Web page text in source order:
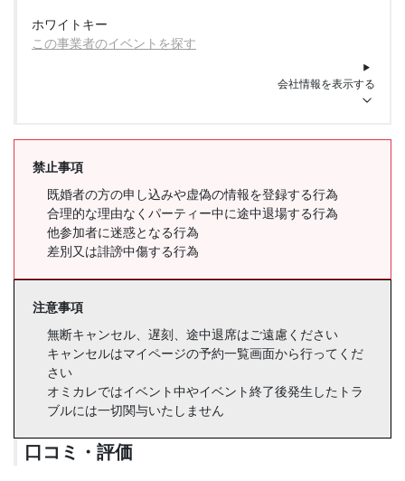
ホワイトキー
この事業者のイベントを探す
会社情報を表示する
禁止事項
既婚者の方の申し込みや虚偽の情報を登録する行為
合理的な理由なくパーティー中に途中退場する行為
他参加者に迷惑となる行為
差別又は誹謗中傷する行為
注意事項
無断キャンセル、遅刻、途中退席はご遠慮ください
キャンセルはマイページの予約一覧画面から行ってくだ
さい
オミカレではイベント中やイベント終了後発生したトラ
ブルには一切関与いたしません
口コミ・評価